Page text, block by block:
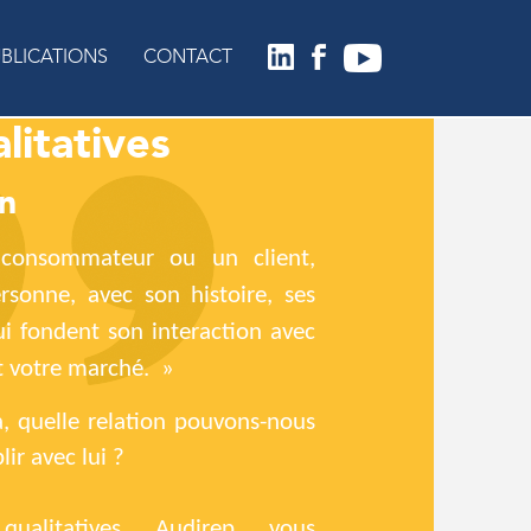
CONTACT
mystère
Feedback
ChatBot
ou un client,
avec son histoire, ses
fondent son interaction avec
votre marché.
quelle relation pouvons-nous
avec lui ?